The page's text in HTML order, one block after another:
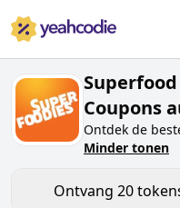
Coupons
Ontdek de
vandaag voor
superfood.nl
beloningen
Minder tonen
Ontvang 20